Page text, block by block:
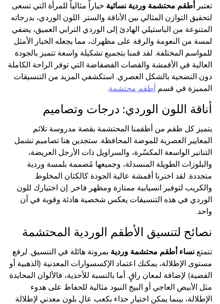
تعتبر أطقم محتشمة وردية نسائية خياراً مثالياً للمرأة التي تسعى
لتحقيق التوازن المثالي بين الأناقة والستر. اللون الوردي، بدرجاته
المتنوعة من الباستيلي الهادئ إلى الوردي الترابي العميق، يضفي
لمسة من النعومة والرقة على مظهرك، مما يجعله الخيار الأمثل
للمواسم المختلفة. لقد قمنا بتجميع تشكيلة واسعة تتميز بالجودة
العالية في الأقمشة والقصات الفضفاضة التي توفر الراحة الكاملة
دون التضحية بالشكل العصري. استكشفي المزيد من التنسيقات
المميزة في قسم أطقم محتشمة.
أناقة اللون الوردي: درجات وتصاميم
يتميز كل طقم من أطقمنا المحتشمة بقصة مدروسة تلائم
المعايير العصرية للموضة المحافظة. ستجدين هنا تصاميم تشمل
التنانير الواسعة المكسّرة، والسراويل ذات الأرجل العريضة،
والبلوزات الطويلة المنسدلة، وجميعها مُصممة بلمسة وردية
متجددة. لقد اخترنا أقمشة عالية الجودة كالكتان المخلوط
والكريب لتوفير انسيابية ممتازة ومظهر فاخر. إن اختيارك للون
الوردي في هذه التنسيقات يعكس شخصية هادئة وقوية في آن
واحد.
نصائح لتنسيق الأطقم الوردية المحتشمة
تتمتع نساء أطقم محتشمة وردية بمرونة هائلة في التنسيق. لرفع
مستوى الإطلالة، يمكنك اعتماد الإكسسوارات المعدنية (الذهبية أو
الفضية) لإضافة لمعان راقٍ. أما بالنسبة للأحذية، فالألوان المحايدة
مثل الأبيض العاجي أو البيج النيود مثالية للحفاظ على هدوء
الإطلالة، بينما يمكن اختيار حذاء بكعب عالٍ بلون معدني لإطلالة